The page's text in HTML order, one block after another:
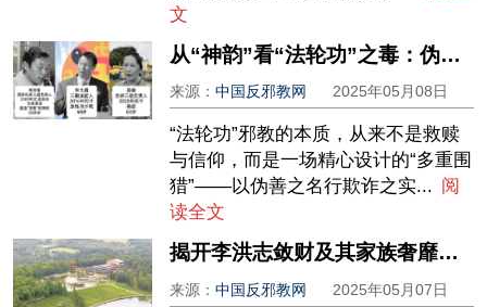
文
从“神韵”看“法轮功”之毒：伪艺、奴役、剥削与噬财的多重陷阱
来源：中国反邪教网 2025年05月08日
“法轮功”邪教的本质，从来不是救赎
与信仰，而是一场精心设计的“多重围
猎”——以伪善之名行欺诈之实... 阅
读全文
揭开李洪志敛财及其家族奢靡生活的真相
来源：中国反邪教网 2025年05月07日